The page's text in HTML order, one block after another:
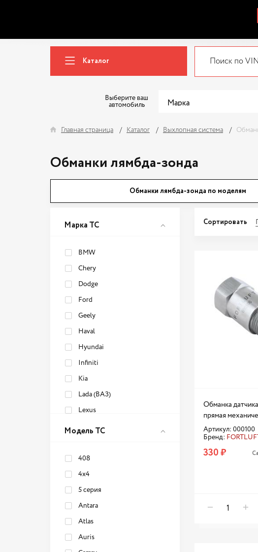
Каталог
Выберите ваш
автомобиль
Главная страница Каталог Выхлопная система
Обманки лямбда-зонда
Обманки лямбда-зонда по моделям
Марка ТС
BMW
Chery
Dodge
Ford
Geely
Haval
Hyundai
Infiniti
Kia
Lada (ВАЗ)
Lexus
Mitsubishi
Opel
Peugeot
Renault
Skoda
Toyota
Volkswagen
Модель ТС
408
4x4
5 серия
Antara
Atlas
Auris
Сортировать
Обманка
прямая
Артикул: 000100
Бренд:
330 ₽